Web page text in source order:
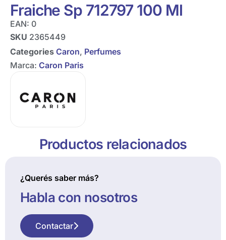
Fraiche Sp 712797 100 Ml
EAN: 0
SKU 2365449
Categories Caron, Perfumes
Marca: Caron Paris
Productos relacionados
¿Querés saber más?
Habla con nosotros
Contactar